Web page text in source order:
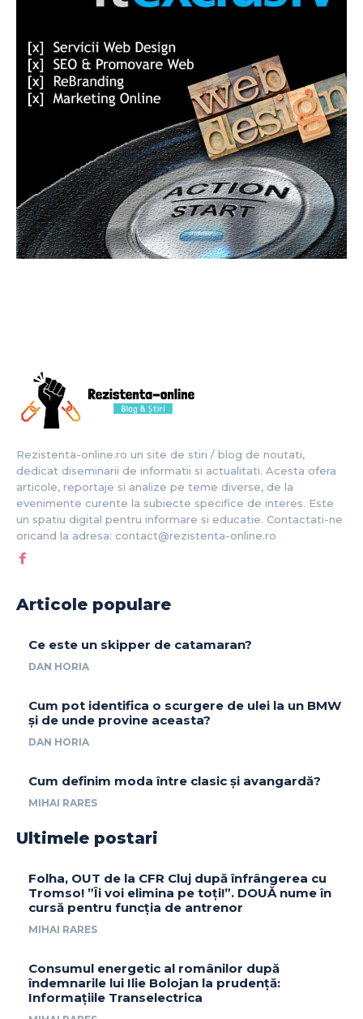
Rezistenta-online.ro un site de stiri / blog de noutati,
dedicat diseminarii de informatii si actualitati. Acesta ofera
articole, reportaje si analize pe teme diverse, de la
evenimente curente la subiecte specifice de interes. Este
un spatiu digital pentru informare si educatie. Contactati-ne
oricand la adresa: contact@rezistenta-online.ro
Articole populare
Ce este un skipper de catamaran?
DAN HORIA
Cum pot identifica o scurgere de ulei la un BMW
și de unde provine aceasta?
DAN HORIA
Cum definim moda între clasic și avangardă?
MIHAI RARES
Ultimele postari
Folha, OUT de la CFR Cluj după înfrângerea cu
Tromso! ”Îi voi elimina pe toți!”. DOUĂ nume în
cursă pentru funcția de antrenor
MIHAI RARES
Consumul energetic al românilor după
îndemnarile lui Ilie Bolojan la prudență:
Informațiile Transelectrica